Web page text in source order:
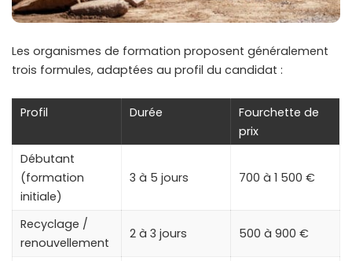
Les organismes de formation proposent généralement
trois formules, adaptées au profil du candidat :
Profil Durée
Fourchette de
prix
Débutant
(formation
initiale)
3 à 5 jours 700 à 1 500 €
Recyclage /
renouvellement
2 à 3 jours 500 à 900 €